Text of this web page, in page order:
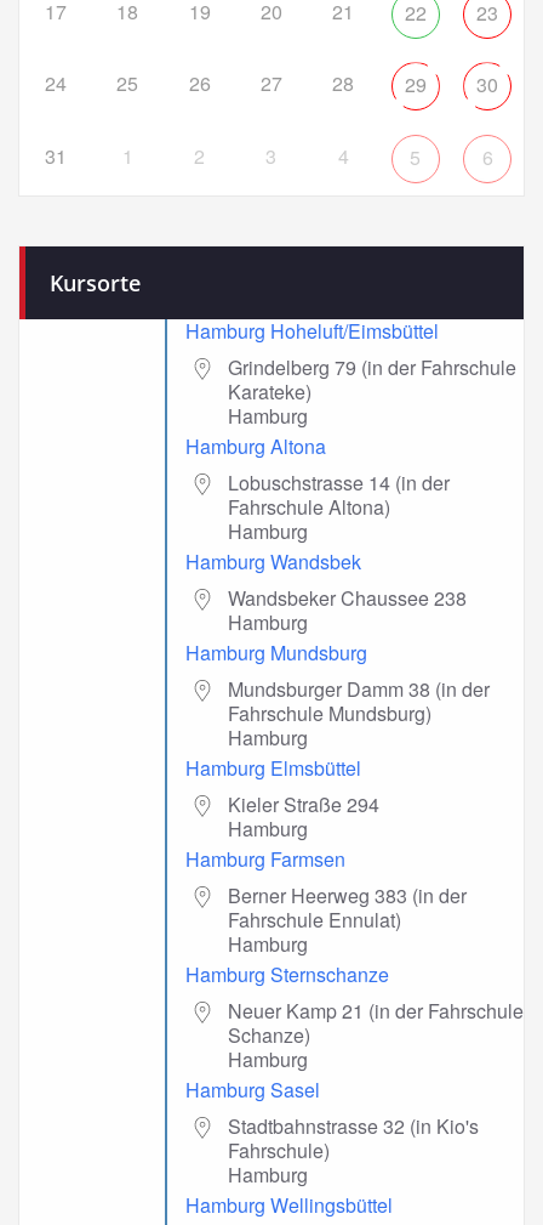
17 18 19 20 21 22 23
24 25 26 27 28 29 30
31 1 2 3 4 5 6
Kursorte
Hamburg Hoheluft/Eimsbüttel
Grindelberg 79 (in der Fahrschule
Karateke)
Hamburg
Hamburg Altona
Lobuschstrasse 14 (in der
Fahrschule Altona)
Hamburg
Hamburg Wandsbek
Wandsbeker Chaussee 238
Hamburg
Hamburg Mundsburg
Mundsburger Damm 38 (in der
Fahrschule Mundsburg)
Hamburg
Hamburg Elmsbüttel
Kieler Straße 294
Hamburg
Hamburg Farmsen
Berner Heerweg 383 (in der
Fahrschule Ennulat)
Hamburg
Hamburg Sternschanze
Neuer Kamp 21 (in der Fahrschule
Schanze)
Hamburg
Hamburg Sasel
Stadtbahnstrasse 32 (in Kio's
Fahrschule)
Hamburg
Hamburg Wellingsbüttel